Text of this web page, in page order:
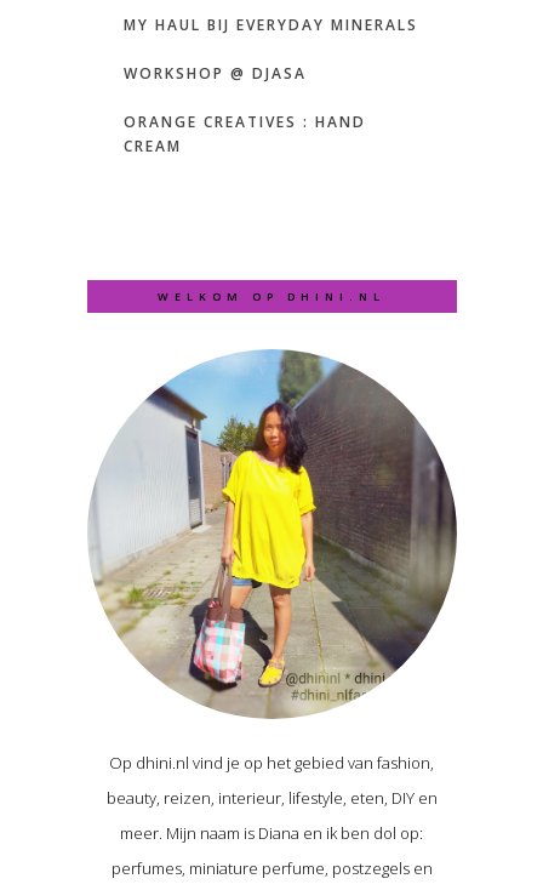
MY HAUL BIJ EVERYDAY MINERALS
WORKSHOP @ DJASA
ORANGE CREATIVES : HAND
CREAM
WELKOM OP DHINI.NL
Op dhini.nl vind je op het gebied van fashion,
beauty, reizen, interieur, lifestyle, eten, DIY en
meer. Mijn naam is Diana en ik ben dol op:
perfumes, miniature perfume, postzegels en